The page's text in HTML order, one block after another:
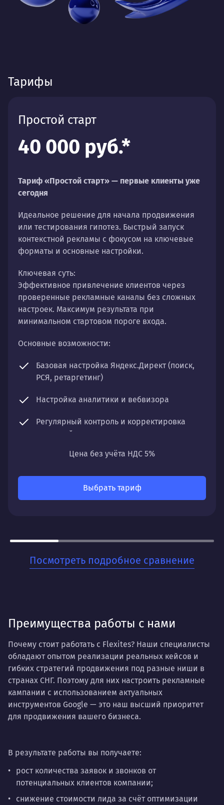
Тарифы
Простой старт
40 000 руб.*
Тариф «Простой старт» — первые клиенты уже
сегодня
Идеальное решение для начала продвижения
или тестирования гипотез. Быстрый запуск
контекстной рекламы с фокусом на ключевые
форматы и основные настройки.
Ключевая суть:
Эффективное привлечение клиентов через
проверенные рекламные каналы без сложных
настроек. Максимум результата при
минимальном стартовом пороге входа.
Основные возможности:
Базовая настройка Яндекс.Директ (поиск,
РСЯ, ретаргетинг)
Настройка аналитики и вебвизора
Регулярный контроль и корректировка
кампаний
Отчетность по ключевым показателям
Что получите:
Стабильный поток заявок с минимальными
временными затратами. Понятную систему
Для стартапов и малого бизнеса, которые хотят
быстро начать получать заявки и тестировать
Цена без учёта НДС 5%
Выбрать тариф
Посмотреть подробное сравнение
Преимущества работы с нами
Почему стоит работать с Flexites? Наши специалисты
обладают опытом реализации реальных кейсов и
гибких стратегий продвижения под разные ниши в
странах СНГ. Поэтому для них настроить рекламные
кампании с использованием актуальных
инструментов Google — это наш высший приоритет
для продвижения вашего бизнеса.
В результате работы вы получаете:
рост количества заявок и звонков от
потенциальных клиентов компании;
снижение стоимости лида за счёт оптимизации